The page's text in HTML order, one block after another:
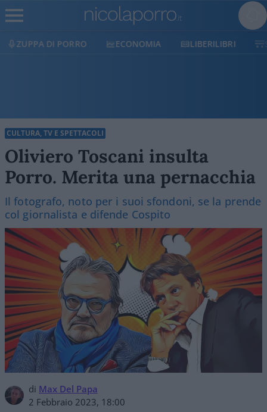
ECONOMIA LIBERILIBRI SHOP SOSTIENICI
CULTURA, TV E SPETTACOLI
Oliviero Toscani insulta
Porro. Merita una pernacchia
Il fotografo, noto per i suoi sfondoni, se la prende
col giornalista e difende Cospito
di Max Del Papa
2 Febbraio 2023, 18:00